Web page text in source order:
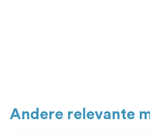
Andere relevante